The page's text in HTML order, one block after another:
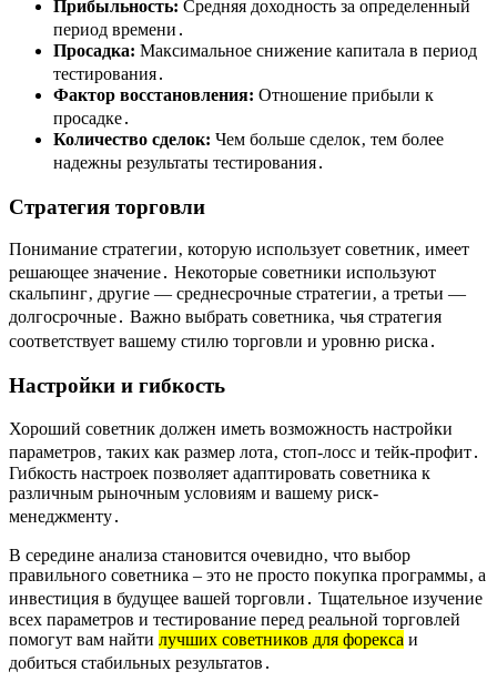
Прибыльность: Средняя доходность за определенный
период времени․
Просадка: Максимальное снижение капитала в период
тестирования․
Фактор восстановления: Отношение прибыли к
просадке․
Количество сделок: Чем больше сделок‚ тем более
надежны результаты тестирования․
Стратегия торговли
Понимание стратегии‚ которую использует советник‚ имеет
решающее значение․ Некоторые советники используют
скальпинг‚ другие ― среднесрочные стратегии‚ а третьи ―
долгосрочные․ Важно выбрать советника‚ чья стратегия
соответствует вашему стилю торговли и уровню риска․
Настройки и гибкость
Хороший советник должен иметь возможность настройки
параметров‚ таких как размер лота‚ стоп-лосс и тейк-профит․
Гибкость настроек позволяет адаптировать советника к
различным рыночным условиям и вашему риск-
менеджменту․
В середине анализа становится очевидно‚ что выбор
правильного советника – это не просто покупка программы‚ а
инвестиция в будущее вашей торговли․ Тщательное изучение
всех параметров и тестирование перед реальной торговлей
помогут вам найти лучших советников для форекса и
добиться стабильных результатов․